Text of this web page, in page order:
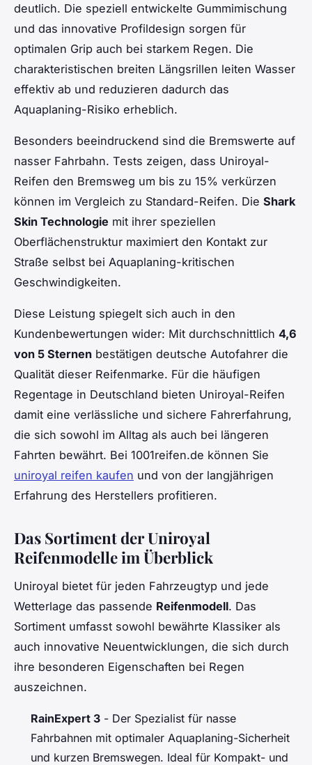
deutlich. Die speziell entwickelte Gummimischung
und das innovative Profildesign sorgen für
optimalen Grip auch bei starkem Regen. Die
charakteristischen breiten Längsrillen leiten Wasser
effektiv ab und reduzieren dadurch das
Aquaplaning-Risiko erheblich.
Besonders beeindruckend sind die Bremswerte auf
nasser Fahrbahn. Tests zeigen, dass Uniroyal-
Reifen den Bremsweg um bis zu 15% verkürzen
können im Vergleich zu Standard-Reifen. Die Shark
Skin Technologie mit ihrer speziellen
Oberflächenstruktur maximiert den Kontakt zur
Straße selbst bei Aquaplaning-kritischen
Geschwindigkeiten.
Diese Leistung spiegelt sich auch in den
Kundenbewertungen wider: Mit durchschnittlich 4,6
von 5 Sternen bestätigen deutsche Autofahrer die
Qualität dieser Reifenmarke. Für die häufigen
Regentage in Deutschland bieten Uniroyal-Reifen
damit eine verlässliche und sichere Fahrerfahrung,
die sich sowohl im Alltag als auch bei längeren
Fahrten bewährt. Bei 1001reifen.de können Sie
uniroyal reifen kaufen und von der langjährigen
Erfahrung des Herstellers profitieren.
Das Sortiment der Uniroyal
Reifenmodelle im Überblick
Uniroyal bietet für jeden Fahrzeugtyp und jede
Wetterlage das passende Reifenmodell. Das
Sortiment umfasst sowohl bewährte Klassiker als
auch innovative Neuentwicklungen, die sich durch
ihre besonderen Eigenschaften bei Regen
auszeichnen.
RainExpert 3 - Der Spezialist für nasse
Fahrbahnen mit optimaler Aquaplaning-Sicherheit
und kurzen Bremswegen. Ideal für Kompakt- und